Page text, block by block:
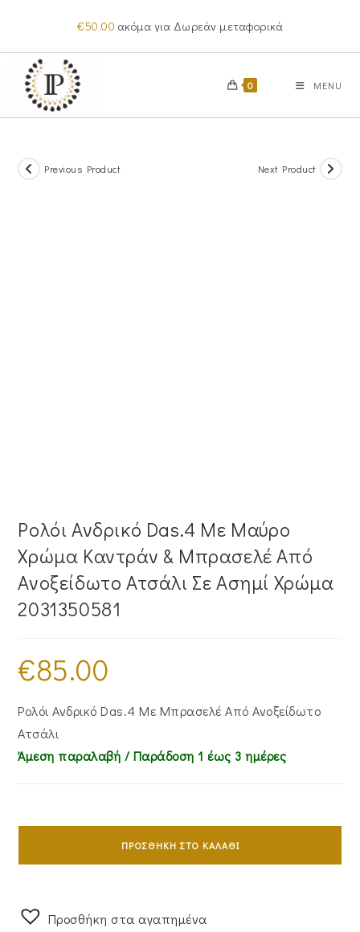
content
€50.00 ακόμα για Δωρεάν μεταφορικά
0 MENU
Previous Product Next Product
Ρολόι Ανδρικό Das.4 Με Μαύρο
Χρώμα Καντράν & Μπρασελέ Από
Ανοξείδωτο Ατσάλι Σε Ασημί Χρώμα
2031350581
€85.00
Ρολόι Ανδρικό Das.4 Με Μπρασελέ Από Ανοξείδωτο
Ατσάλι
Άμεση παραλαβή / Παράδoση 1 έως 3 ημέρες
Ρολόι
Das.4
Χρώμα
ΠΡΟΣΘΉΚΗ ΣΤΟ ΚΑΛΆΘΙ
Προσθήκη στα αγαπημένα